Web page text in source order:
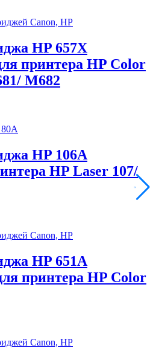
HP 657Х
принтера HP Color
M682
HP 106А
HP Laser 107/
HP 651A
принтера HP Color